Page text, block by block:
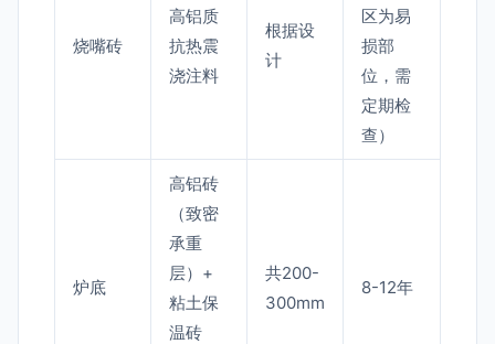
烧嘴砖
高铝质
抗热震
浇注料
根据设
计
区为易
损部
位，需
定期检
查）
炉底
高铝砖
（致密
承重
层）+
粘土保
温砖
共200-
300mm
8-12年